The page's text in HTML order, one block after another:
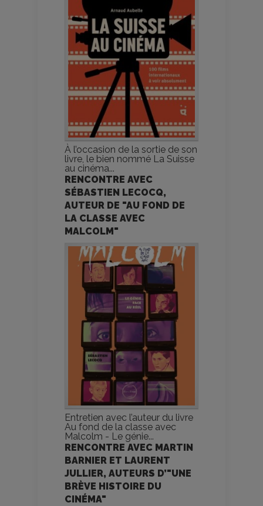
À l’occasion de la sortie de son
livre, le bien nommé La Suisse
au cinéma...
RENCONTRE AVEC
SÉBASTIEN LECOCQ,
AUTEUR DE "AU FOND DE
LA CLASSE AVEC
MALCOLM"
Entretien avec l’auteur du livre
Au fond de la classe avec
Malcolm - Le génie...
RENCONTRE AVEC MARTIN
BARNIER ET LAURENT
JULLIER, AUTEURS D’"UNE
BRÈVE HISTOIRE DU
CINÉMA"